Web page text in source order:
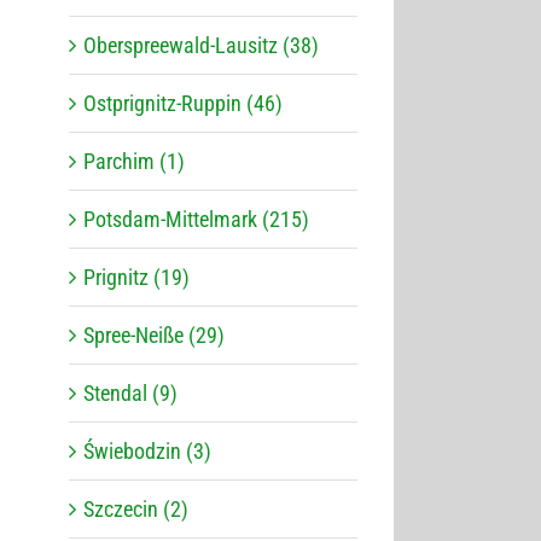
Oberspreewald-Lausitz (38)
Ostprignitz-Ruppin (46)
Parchim (1)
Potsdam-Mittelmark (215)
Prignitz (19)
Spree-Neiße (29)
Stendal (9)
Świebodzin (3)
Szczecin (2)